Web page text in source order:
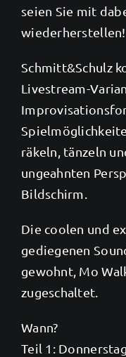
seien Sie mit
wiederherstellen!
Schmitt&Schulz
Livestream-
räkeln, tänzeln
ungeahnten
Bildschirm.
Die coolen und
gediegenen
gewohnt, Mo
zugeschaltet.
Wann?
Teil 1: